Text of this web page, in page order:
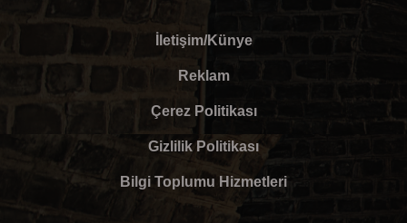
İletişim/Künye
Reklam
Çerez Politikası
Gizlilik Politikası
Bilgi Toplumu Hizmetleri